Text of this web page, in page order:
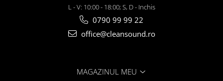
L - V: 10:00 - 18:00; S, D - Inchis
0790 99 99 22
office@cleansound.ro
MAGAZINUL MEU